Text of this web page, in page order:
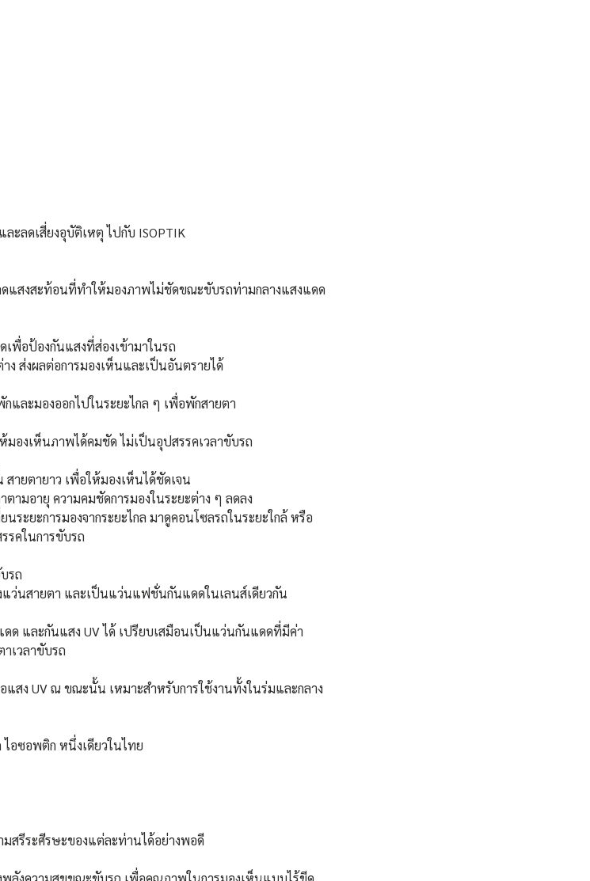
ะลดเสี่ยงอุบัติเหตุ ไปกับ ISOPTIK
แสงสะท้อนที่ทำให้มองภาพไม่ชัดขณะขับรถท่ามกลางแสงแดด
พื่อป้องกันแสงที่ส่องเข้ามาในรถ
ง ส่งผลต่อการมองเห็นและเป็นอันตรายได้
และมองออกไปในระยะไกล ๆ เพื่อพักสายตา
องเห็นภาพได้คมชัด ไม่เป็นอุปสรรคเวลาขับรถ
ายตายาว เพื่อให้มองเห็นได้ชัดเจน
มอายุ ความคมชัดการมองในระยะต่าง ๆ ลดลง
ระยะการมองจากระยะไกล มาดูคอนโซลรถในระยะใกล้ หรือ
รคในการขับรถ
รถ
ว่นสายตา และเป็นแว่นแฟชั่นกันแดดในเลนส์เดียวกัน
ด และกันแสง UV ได้ เปรียบเสมือนเป็นแว่นกันแดดที่มีค่า
เวลาขับรถ
สง UV ณ ขณะนั้น เหมาะสำหรับการใช้งานทั้งในร่มและกลาง
ไอซอพติก หนึ่งเดียวในไทย
สรีระศีรษะของแต่ละท่านได้อย่างพอดี